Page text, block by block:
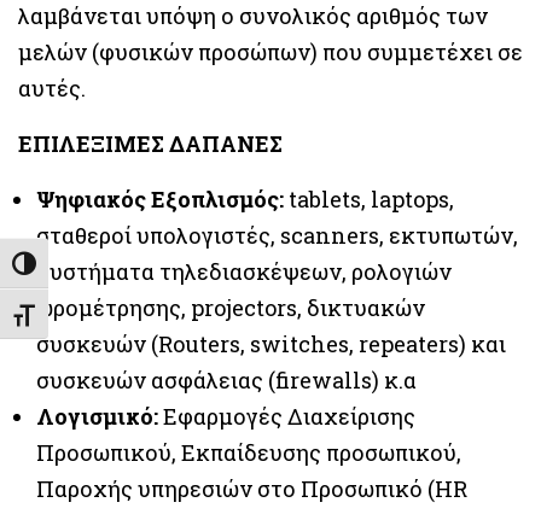
Εναλλαγή Υψηλής Αντίθεσης
Εναλλαγή Μεγέθους Γραμμάτων
λαμβάνεται υπόψη ο συνολικός αριθμός των
μελών (φυσικών προσώπων) που συμμετέχει σε
αυτές.
ΕΠΙΛΕΞΙΜΕΣ ΔΑΠΑΝΕΣ
Ψηφιακός Εξοπλισμός: tablets, laptops,
σταθεροί υπολογιστές, scanners, εκτυπωτών,
συστήματα τηλεδιασκέψεων, ρολογιών
ωρομέτρησης, projectors, δικτυακών
συσκευών (Routers, switches, repeaters) και
συσκευών ασφάλειας (firewalls) κ.α
Λογισμικό:Εφαρμογές Διαχείρισης
Προσωπικού, Εκπαίδευσης προσωπικού,
Παροχής υπηρεσιών στο Προσωπικό (HR